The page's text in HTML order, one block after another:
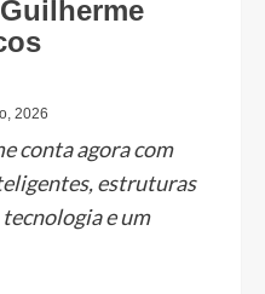
2026
conta agora com
estruturas
e um